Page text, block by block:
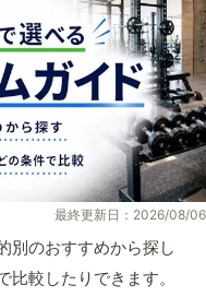
最終更新日：2026/08/06
別のおすすめから探し
較したりできます。